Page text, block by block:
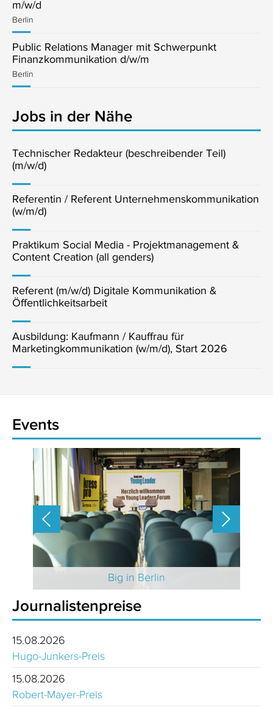
m/w/d
Berlin
Public Relations Manager mit Schwerpunkt
Finanzkommunikation d/w/m
Berlin
Jobs in der Nähe
Technischer Redakteur (beschreibender Teil)
(m/w/d)
Referentin / Referent Unternehmenskommunikation
(w/m/d)
Praktikum Social Media - Projektmanagement &
Content Creation (all genders)
Referent (m/w/d) Digitale Kommunikation &
Öffentlichkeitsarbeit
Ausbildung: Kaufmann / Kauffrau für
Marketingkommunikation (w/m/d), Start 2026
Events
Big in Berlin
Journalistenpreise
15.08.2026
Hugo-Junkers-Preis
15.08.2026
Robert-Mayer-Preis